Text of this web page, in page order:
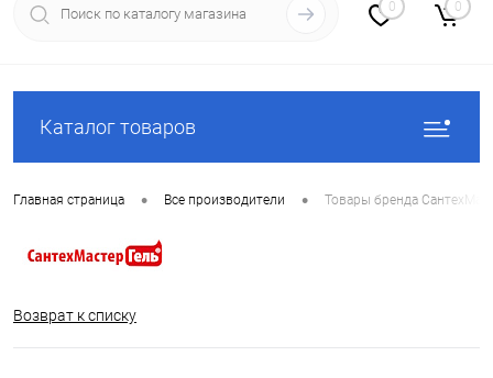
0 0
Каталог товаров
Главная страница • Все производители • Товары бренда
Возврат к списку